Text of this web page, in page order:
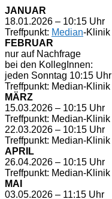
JANUAR
18.01.2026 – 10:15 Uhr
Treffpunkt: Median-Klinik
FEBRUAR
nur auf Nachfrage
bei den KollegInnen:
jeden Sonntag 10:15 Uhr
Treffpunkt: Median-Klinik
MÄRZ
15.03.2026 – 10:15 Uhr
Treffpunkt: Median-Klinik
22.03.2026 – 10:15 Uhr
Treffpunkt: Median-Klinik
APRIL
26.04.2026 – 10:15 Uhr
Treffpunkt: Median-Klinik
MAI
03.05.2026 – 11:15 Uhr